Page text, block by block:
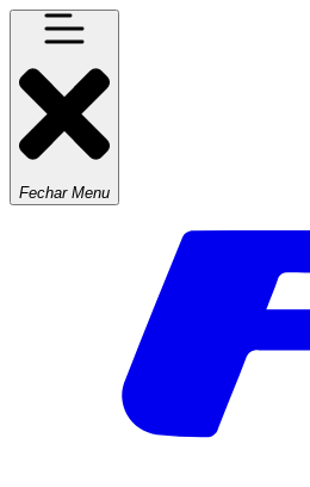
Fechar Menu